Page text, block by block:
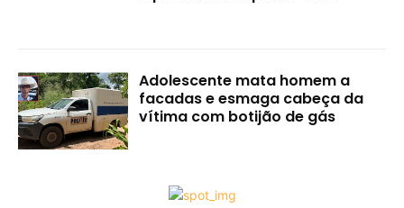
Adolescente mata homem a
facadas e esmaga cabeça da
vítima com botijão de gás